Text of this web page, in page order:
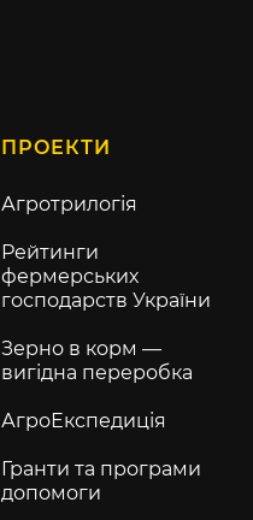
ПРОЕКТИ
Агротрилогія
Рейтинги
фермерських
господарств України
Зерно в корм —
вигідна переробка
АгроЕкспедиція
Гранти та програми
допомоги